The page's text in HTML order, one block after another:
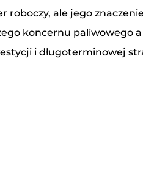
ale jego
koncernu paliwowego
i długoterminowej